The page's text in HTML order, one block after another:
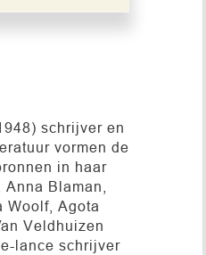
schrijver en
vormen de
in haar
Blaman,
Woolf, Agota
Veldhuizen
lance schrijver